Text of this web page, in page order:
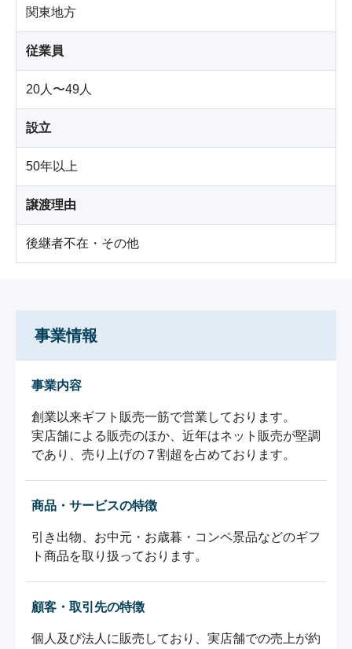
関東地方
従業員
20人〜49人
設立
50年以上
譲渡理由
後継者不在・その他
事業情報
事業内容
創業以来ギフト販売一筋で営業しております。
実店舗による販売のほか、近年はネット販売が堅調
であり、売り上げの７割超を占めております。
商品・サービスの特徴
引き出物、お中元・お歳暮・コンペ景品などのギフ
ト商品を取り扱っております。
顧客・取引先の特徴
個人及び法人に販売しており、実店舗での売上が約